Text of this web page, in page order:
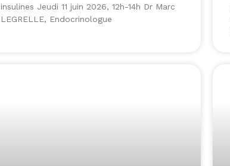
insulines Jeudi 11 juin 2026, 12h-14h Dr Marc
LEGRELLE, Endocrinologue